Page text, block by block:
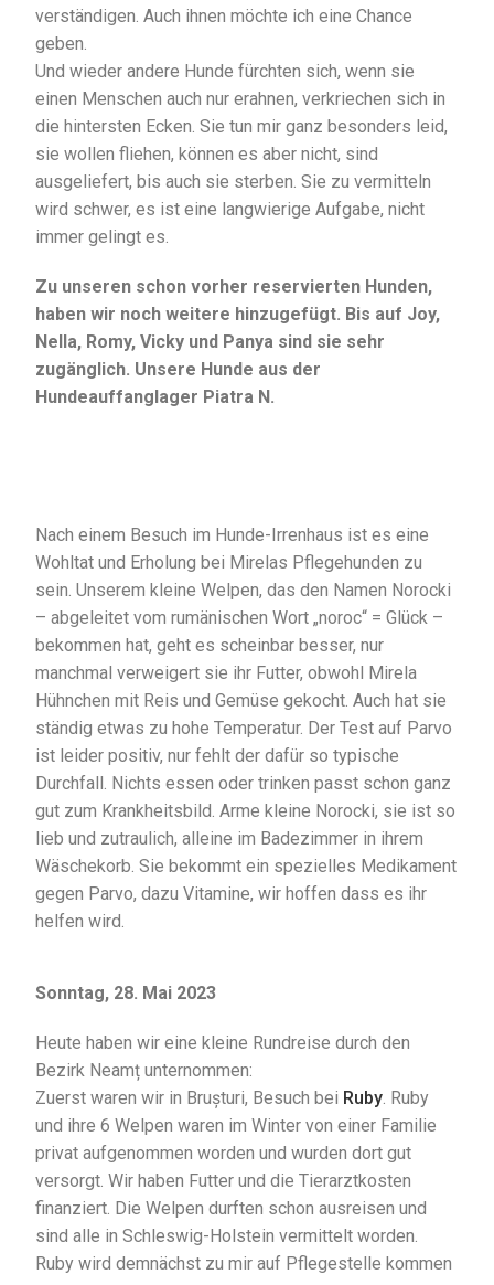
verständigen. Auch ihnen möchte ich eine Chance
geben.
Und wieder andere Hunde fürchten sich, wenn sie
einen Menschen auch nur erahnen, verkriechen sich in
die hintersten Ecken. Sie tun mir ganz besonders leid,
sie wollen fliehen, können es aber nicht, sind
ausgeliefert, bis auch sie sterben. Sie zu vermitteln
wird schwer, es ist eine langwierige Aufgabe, nicht
immer gelingt es.
Zu unseren schon vorher reservierten Hunden,
haben wir noch weitere hinzugefügt. Bis auf Joy,
Nella, Romy, Vicky und Panya sind sie sehr
zugänglich. Unsere Hunde aus der
Hundeauffanglager Piatra N.
Nach einem Besuch im Hunde-Irrenhaus ist es eine
Wohltat und Erholung bei Mirelas Pflegehunden zu
sein. Unserem kleine Welpen, das den Namen Norocki
– abgeleitet vom rumänischen Wort „noroc“ = Glück –
bekommen hat, geht es scheinbar besser, nur
manchmal verweigert sie ihr Futter, obwohl Mirela
Hühnchen mit Reis und Gemüse gekocht. Auch hat sie
ständig etwas zu hohe Temperatur. Der Test auf Parvo
ist leider positiv, nur fehlt der dafür so typische
Durchfall. Nichts essen oder trinken passt schon ganz
gut zum Krankheitsbild. Arme kleine Norocki, sie ist so
lieb und zutraulich, alleine im Badezimmer in ihrem
Wäschekorb. Sie bekommt ein spezielles Medikament
gegen Parvo, dazu Vitamine, wir hoffen dass es ihr
helfen wird.
Sonntag, 28. Mai 2023
Heute haben wir eine kleine Rundreise durch den
Bezirk Neamț unternommen:
Zuerst waren wir in Brușturi, Besuch bei Ruby. Ruby
und ihre 6 Welpen waren im Winter von einer Familie
privat aufgenommen worden und wurden dort gut
versorgt. Wir haben Futter und die Tierarztkosten
finanziert. Die Welpen durften schon ausreisen und
sind alle in Schleswig-Holstein vermittelt worden.
Ruby wird demnächst zu mir auf Pflegestelle kommen